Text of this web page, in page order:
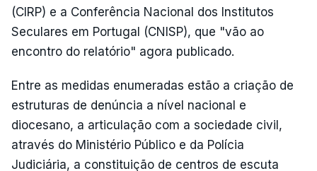
(CIRP) e a Conferência Nacional dos Institutos
Seculares em Portugal (CNISP), que "vão ao
encontro do relatório" agora publicado.
Entre as medidas enumeradas estão a criação de
estruturas de denúncia a nível nacional e
diocesano, a articulação com a sociedade civil,
através do Ministério Público e da Polícia
Judiciária, a constituição de centros de escuta